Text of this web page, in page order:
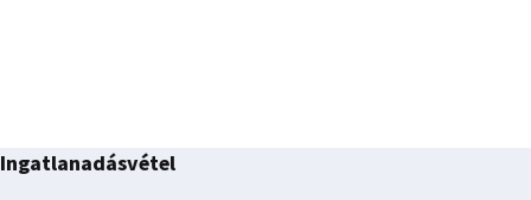
Ingatlanadásvétel